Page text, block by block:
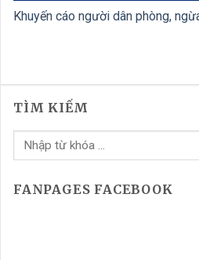
Khuyến cáo người dân phòng,
TÌM KIẾM
FANPAGES FACEBOOK